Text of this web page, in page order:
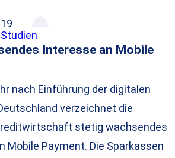
Interesse an Mobile
nach Einführung der digitalen
verzeichnet die
stetig wachsendes
Mobile Payment. Die Sparkassen